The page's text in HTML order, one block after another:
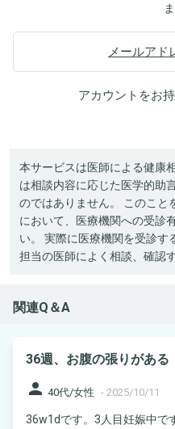
メールアド
アカウントをお
本サービスは医師による健康
は相談内容に応じた医学的助
のではありません。 このこと
において、医療機関への受診
い。 実際に医療機関を受診す
担当の医師によく相談、確認
関連Q＆A
36週、お腹の張りがある
person 40代/女性 - 2025/10/11
36w1dです。3人目妊娠中で